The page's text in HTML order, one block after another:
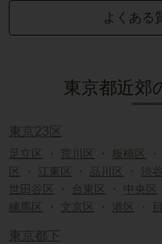
よくある
東京都近郊
東京23区
足立区 ・ 荒川区 ・板橋区 ・
区
・ 江東区 ・ 品川区 ・ 渋
世田谷区
・ 台東区 ・ 中央区
練馬区
・ 文京区 ・ 港区 ・
東京都下